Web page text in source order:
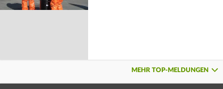
MEHR TOP-MELDUNGEN